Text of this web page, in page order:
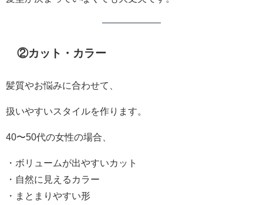
②カット・カラー
髪質やお悩みに合わせて、
扱いやすいスタイルを作ります。
40〜50代の女性の場合、
・ボリュームが出やすいカット
・自然に見えるカラー
・まとまりやすい形